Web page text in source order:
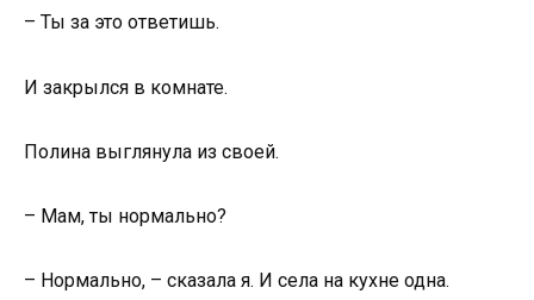
– Ты за это ответишь.
И закрылся в комнате.
Полина выглянула из своей.
– Мам, ты нормально?
– Нормально, – сказала я. И села на кухне одна.